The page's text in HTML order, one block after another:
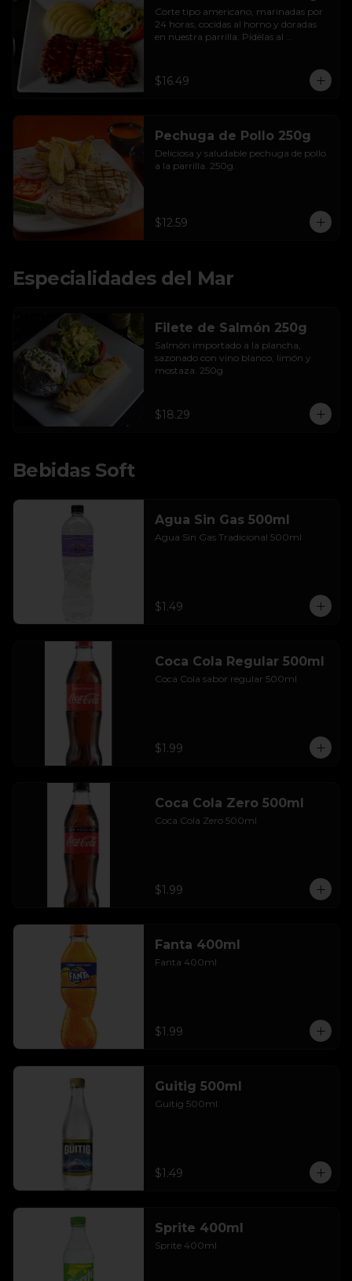
Corte tipo americano, marinadas por
24 horas, cocidas al horno y doradas
en nuestra parrilla. Pídelas al
$16.49
Pechuga de Pollo 250g
Deliciosa y saludable pechuga de pollo
a la parrilla. 250g.
$12.59
Especialidades del Mar
Filete de Salmón 250g
Salmón importado a la plancha,
sazonado con vino blanco, limón y
mostaza. 250g
$18.29
Bebidas Soft
Agua Sin Gas 500ml
Agua Sin Gas Tradicional 500ml
$1.49
Coca Cola Regular 500ml
Coca Cola sabor regular 500ml
$1.99
Coca Cola Zero 500ml
Coca Cola Zero 500ml
$1.99
Fanta 400ml
Fanta 400ml
$1.99
Guitig 500ml
Guitig 500ml
$1.49
Sprite 400ml
Sprite 400ml